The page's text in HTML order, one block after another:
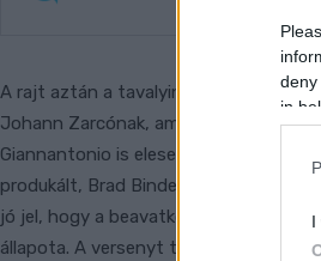
in
I
A rajt aztán a tavalyinál is több
Johann Zarcónak, aminek
Giannantonio is elesett. Az igazi
produkált, Brad Binder pedig
jó jel, hogy a beavatkozók felfelé
állapota. A versenyt természetesen